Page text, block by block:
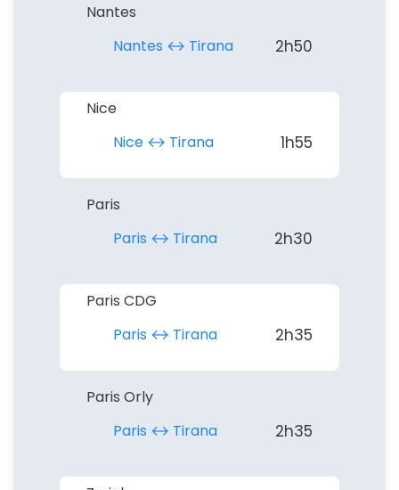
Nantes
Nantes ↔︎ Tirana
2h50
Nice
Nice ↔︎ Tirana
1h55
Paris
Paris ↔︎ Tirana
2h30
Paris CDG
Paris ↔︎ Tirana
2h35
Paris Orly
Paris ↔︎ Tirana
2h35